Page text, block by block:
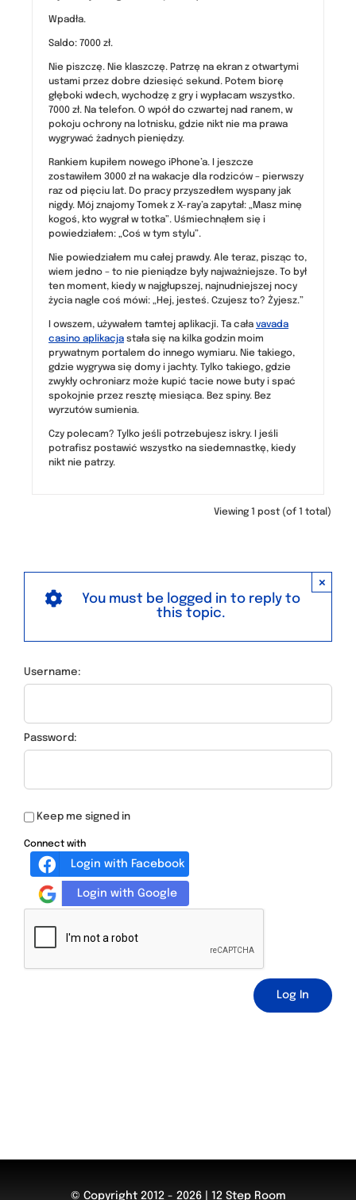
Wpadła.
Saldo: 7000 zł.
Nie piszczę. Nie klaszczę. Patrzę na ekran z otwartymi
ustami przez dobre dziesięć sekund. Potem biorę
głęboki wdech, wychodzę z gry i wypłacam wszystko.
7000 zł. Na telefon. O wpół do czwartej nad ranem, w
pokoju ochrony na lotnisku, gdzie nikt nie ma prawa
wygrywać żadnych pieniędzy.
Rankiem kupiłem nowego iPhone’a. I jeszcze
zostawiłem 3000 zł na wakacje dla rodziców – pierwszy
raz od pięciu lat. Do pracy przyszedłem wyspany jak
nigdy. Mój znajomy Tomek z X-ray’a zapytał: „Masz minę
kogoś, kto wygrał w totka”. Uśmiechnąłem się i
powiedziałem: „Coś w tym stylu”.
Nie powiedziałem mu całej prawdy. Ale teraz, pisząc to,
wiem jedno – to nie pieniądze były najważniejsze. To był
ten moment, kiedy w najgłupszej, najnudniejszej nocy
życia nagle coś mówi: „Hej, jesteś. Czujesz to? Żyjesz.”
I owszem, używałem tamtej aplikacji. Ta cała vavada
casino aplikacja stała się na kilka godzin moim
prywatnym portalem do innego wymiaru. Nie takiego,
gdzie wygrywa się domy i jachty. Tylko takiego, gdzie
zwykły ochroniarz może kupić tacie nowe buty i spać
spokojnie przez resztę miesiąca. Bez spiny. Bez
wyrzutów sumienia.
Czy polecam? Tylko jeśli potrzebujesz iskry. I jeśli
potrafisz postawić wszystko na siedemnastkę, kiedy
nikt nie patrzy.
Viewing 1 post (of 1 total)
×
You must be logged in to reply to
this topic.
Username:
Password:
Keep me signed in
Connect with
Login with Facebook
Login with Google
Log In
© Copyright 2012 - 2026 | 12 Step Room